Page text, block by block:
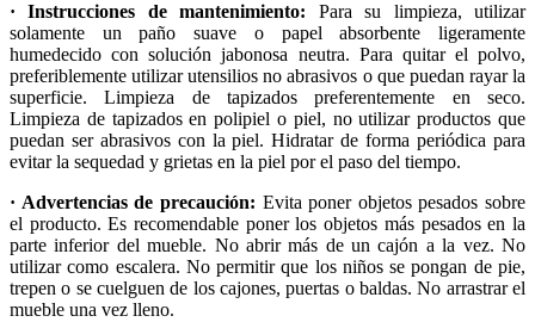
· Instrucciones de mantenimiento: Para su limpieza, utilizar
solamente un paño suave o papel absorbente ligeramente
humedecido con solución jabonosa neutra. Para quitar el polvo,
preferiblemente utilizar utensilios no abrasivos o que puedan rayar la
superficie. Limpieza de tapizados preferentemente en seco.
Limpieza de tapizados en polipiel o piel, no utilizar productos que
puedan ser abrasivos con la piel. Hidratar de forma periódica para
evitar la sequedad y grietas en la piel por el paso del tiempo.
· Advertencias de precaución: Evita poner objetos pesados sobre
el producto. Es recomendable poner los objetos más pesados en la
parte inferior del mueble. No abrir más de un cajón a la vez. No
utilizar como escalera. No permitir que los niños se pongan de pie,
trepen o se cuelguen de los cajones, puertas o baldas. No arrastrar el
mueble una vez lleno.